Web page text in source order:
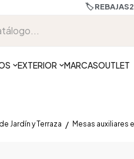
🏷️
EXTERIOR MARCASOUTLET
Jardín y Terraza Mesas auxiliares